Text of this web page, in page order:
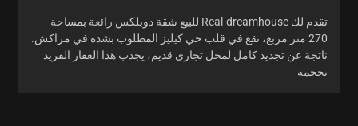
تقدم لك Real-dreamhouse للبيع شقة دوبلكس رائعة بمساحة
270 متر مربع، تقع في قلب حي كيليز المطلوب بشدة في مراكش.
ناتجة عن تجديد كامل لمحل تجاري قديم، يجذب هذا العقار الفريد
بحجمه